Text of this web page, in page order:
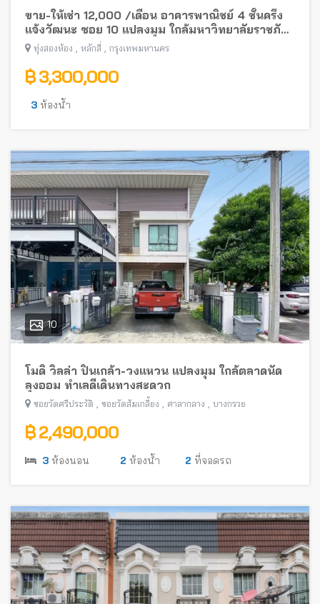
ขาย-ให้เช่า 12,000 /เดือน อาคารพาณิชย์ 4 ชั้นครึ่ง
แจ้งวัฒนะ ซอย 10 แปลงมุม ใกล้มหาวิทยาลัยราชภัฏ
พระนคร
ทุ่งสองห้อง , หลักสี่ , กรุงเทพมหานคร
฿ 3,300,000
3 ห้องน้ำ
10
โมดิ วิลล่า ปิ่นเกล้า-วงแหวน แปลงมุม ใกล้ตลาดนัด
ลุงออม ทำเลดีเดินทางสะดวก
ซอยวัดศรีประวัติ ซอยวัดส้มเกลี้ยง ศาลากลาง บางกรวย
฿ 2,490,000
3 ห้องนอน 2 ห้องน้ำ 2 ที่จอดรถ